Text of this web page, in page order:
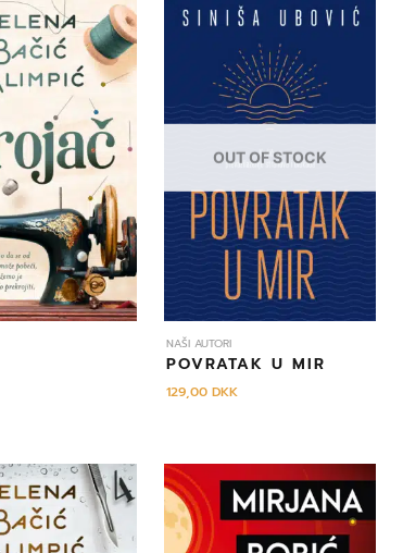
OUT OF STOCK
NAŠI AUTORI
POVRATAK U MIR
129,00DKK